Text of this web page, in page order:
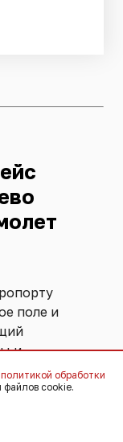
поле и
и
службе
политикой обработки
файлов cookie.